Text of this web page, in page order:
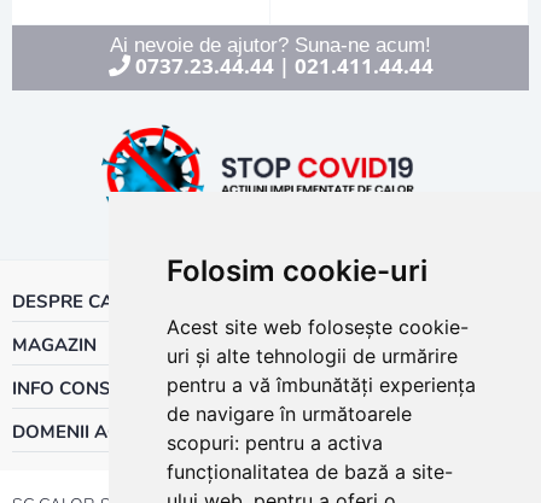
Folosim cookie-uri
Acest site web folosește cookie-
uri și alte tehnologii de urmărire
pentru a vă îmbunătăți experiența
de navigare în următoarele
scopuri: pentru a activa
funcționalitatea de bază a site-
Ai nevoie de ajutor? Suna-ne acum!
0737.23.44.44| 021.411.44.44
DESPRE CALOR
MAGAZIN
INFO CONSUMATOR
DOMENII ACTIVITATE